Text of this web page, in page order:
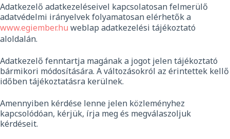
Adatkezelő adatkezeléseivel kapcsolatosan felmerülő
adatvédelmi irányelvek folyamatosan elérhetők a
www.egiember.hu weblap adatkezelési tájékoztató
aloldalán.
Adatkezelő fenntartja magának a jogot jelen tájékoztató
bármikori módosítására. A változásokról az érintettek kellő
időben tájékoztatásra kerülnek.
Amennyiben kérdése lenne jelen közleményhez
kapcsolódóan, kérjük, írja meg és megválaszoljuk
kérdéseit.